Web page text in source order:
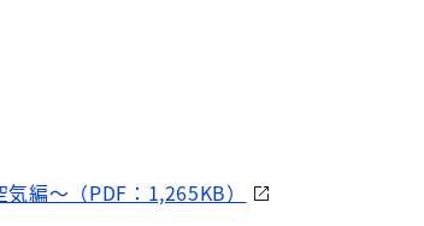
編～（PDF：1,265KB）